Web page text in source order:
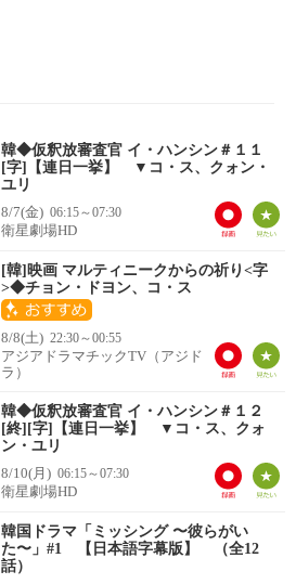
韓◆仮釈放審査官 イ・ハンシン＃１１
[字]【連日一挙】 ▼コ・ス、クォン・
ユリ
8/7(金) 06:15～07:30
衛星劇場HD
[韓]映画 マルティニークからの祈り<字
>◆チョン・ドヨン、コ・ス
8/8(土) 22:30～00:55
アジアドラマチックTV（アジド
ラ）
韓◆仮釈放審査官 イ・ハンシン＃１２
[終][字]【連日一挙】 ▼コ・ス、クォ
ン・ユリ
8/10(月) 06:15～07:30
衛星劇場HD
韓国ドラマ「ミッシング 〜彼らがい
た〜」#1 【日本語字幕版】 （全12
話）